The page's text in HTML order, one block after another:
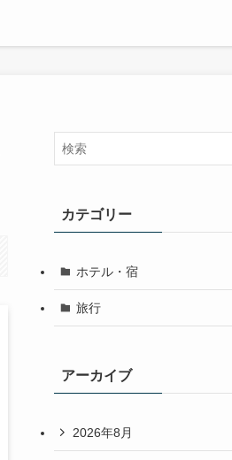
カテゴリー
ホテル・宿
旅行
アーカイブ
2026年8月